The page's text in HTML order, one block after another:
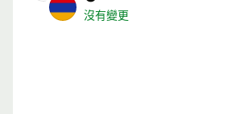
沒有變更